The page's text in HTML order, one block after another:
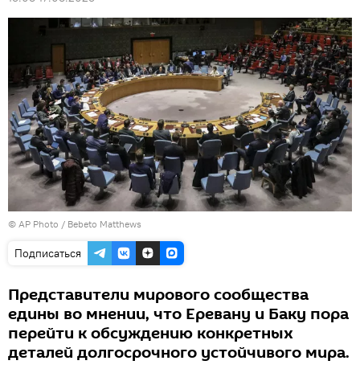
© AP Photo / Bebeto Matthews
Подписаться
Представители мирового сообщества
едины во мнении, что Еревану и Баку пора
перейти к обсуждению конкретных
деталей долгосрочного устойчивого мира.